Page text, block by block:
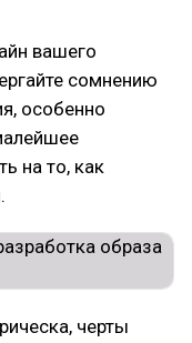
вашего
сомнению
особенно
на то, как
черты